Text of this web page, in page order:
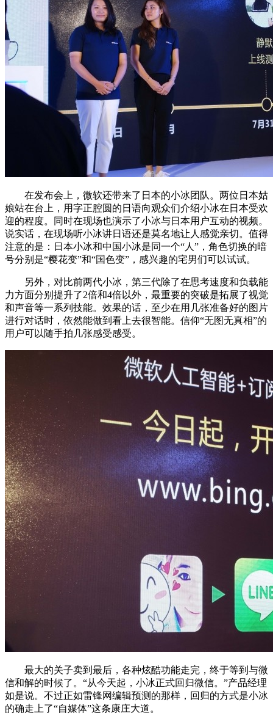
在发布会上，微软还带来了日本的小冰团队。两位日本姑
娘站在台上，用字正腔圆的日语向观众们介绍小冰在日本受欢
迎的程度。同时在现场也演示了小冰与日本用户互动的视频。
说实话，在现场听小冰讲日语还是莫名地让人感觉亲切。值得
注意的是：日本小冰和中国小冰是同一个“人”，角色切换的暗
号分别是“樱花变”和“国色变”，感兴趣的宅男们可以试试。
另外，对比前两代小冰，第三代除了在思考速度和负载能
力方面分别提升了2倍和4倍以外，最重要的突破是拓展了视觉
和声音等一系列技能。效果的话，至少在用几张准备好的图片
进行对话时，依然能做到看上去很智能。信仰“无图无真相”的
用户可以随手拍几张感受感受。
最大的关子卖到最后，各种炫酷功能走完，终于等到与微
信和解的时候了。“从今天起，小冰正式回归微信。”产品经理
如是说。不过正如雷锋网编辑预测的那样，回归的方式是小冰
的确走上了“自媒体”这条康庄大道。